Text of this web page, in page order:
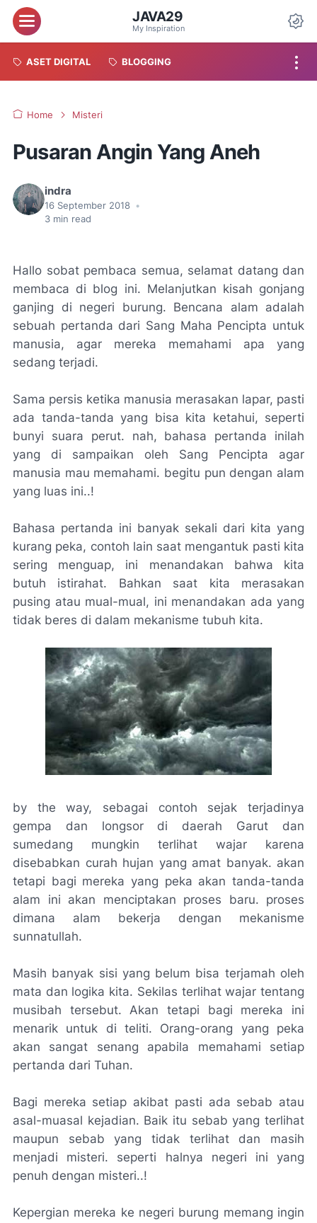
JAVA29
My Inspiration
ASET DIGITAL BLOGGING
Home Misteri
Pusaran Angin Yang Aneh
indra
16 September 2018 •
3 min read
Hallo sobat pembaca semua, selamat datang dan
membaca di blog ini. Melanjutkan kisah gonjang
ganjing di negeri burung. Bencana alam adalah
sebuah pertanda dari Sang Maha Pencipta untuk
manusia, agar mereka memahami apa yang
sedang terjadi.
Sama persis ketika manusia merasakan lapar, pasti
ada tanda-tanda yang bisa kita ketahui, seperti
bunyi suara perut. nah, bahasa pertanda inilah
yang di sampaikan oleh Sang Pencipta agar
manusia mau memahami. begitu pun dengan alam
yang luas ini..!
Bahasa pertanda ini banyak sekali dari kita yang
kurang peka, contoh lain saat mengantuk pasti kita
sering menguap, ini menandakan bahwa kita
butuh istirahat. Bahkan saat kita merasakan
pusing atau mual-mual, ini menandakan ada yang
tidak beres di dalam mekanisme tubuh kita.
by the way, sebagai contoh sejak terjadinya
gempa dan longsor di daerah Garut dan
sumedang mungkin terlihat wajar karena
disebabkan curah hujan yang amat banyak. akan
tetapi bagi mereka yang peka akan tanda-tanda
alam ini akan menciptakan proses baru. proses
dimana alam bekerja dengan mekanisme
sunnatullah.
Masih banyak sisi yang belum bisa terjamah oleh
mata dan logika kita. Sekilas terlihat wajar tentang
musibah tersebut. Akan tetapi bagi mereka ini
menarik untuk di teliti. Orang-orang yang peka
akan sangat senang apabila memahami setiap
pertanda dari Tuhan.
Bagi mereka setiap akibat pasti ada sebab atau
asal-muasal kejadian. Baik itu sebab yang terlihat
maupun sebab yang tidak terlihat dan masih
menjadi misteri. seperti halnya negeri ini yang
penuh dengan misteri..!
Kepergian mereka ke negeri burung memang ingin